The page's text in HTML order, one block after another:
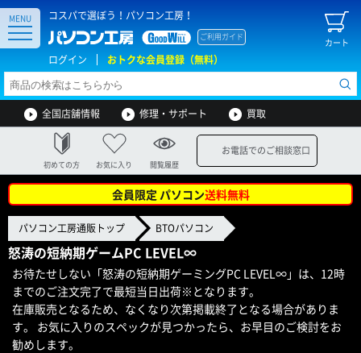
コスパで選ぼう！パソコン工房！
カート
ご利用ガイド
ログイン おトクな会員登録（無料）
MENU
全国店舗情報 修理・サポート 買取
初めての方 お気に入り 閲覧履歴
お電話でのご相談窓口
会員限定 パソコン送料無料
パソコン工房通販トップ BTOパソコン
怒涛の短納期ゲームPC LEVEL∞
お待たせしない「怒涛の短納期ゲーミングPC LEVEL∞」は、12時
までのご注文完了で最短当日出荷※となります。
在庫販売となるため、なくなり次第掲載終了となる場合がありま
す。 お気に入りのスペックが見つかったら、お早目のご検討をお
勧めします。